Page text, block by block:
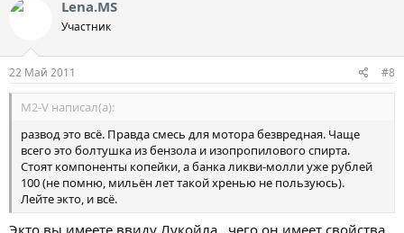
Lena.MS
Участник
22 Май 2011 #8
M2-V написал(а):
развод это всё. Правда смесь для мотора безвредная. Чаще
всего это болтушка из бензола и изопропилового спирта.
Стоят компоненты копейки, а банка ликви-молли уже рублей
100 (не помню, мильён лет такой хренью не пользуюсь).
Лейте экто, и всё.
Экто вы имеете ввиду Лукойла , чего он имеет свойства